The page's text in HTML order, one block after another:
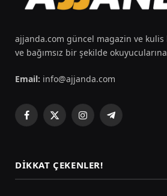
ajjanda.com güncel magazin ve
ve bağımsız bir şekilde
Email: info@ajjanda.com
Facebook
X
InstagramTelegram
DIKKAT ÇEKENLER!